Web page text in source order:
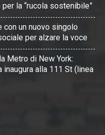
la “rucola sostenibile”
con un nuovo singolo
per alzare la voce
Metro di New York:
inaugura alla 111 St (linea